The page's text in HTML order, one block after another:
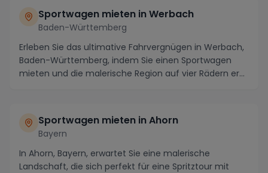
Sportwagen mieten in Werbach
Baden-Württemberg
Erleben Sie das ultimative Fahrvergnügen in Werbach,
Baden-Württemberg, indem Sie einen Sportwagen
mieten und die malerische Region auf vier Rädern er...
Sportwagen mieten in Ahorn
Bayern
In Ahorn, Bayern, erwartet Sie eine malerische
Landschaft, die sich perfekt für eine Spritztour mit